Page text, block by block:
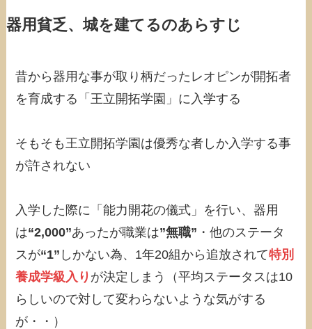
器用貧乏、城を建てるのあらすじ
昔から器用な事が取り柄だったレオピンが開拓者
を育成する「王立開拓学園」に入学する
そもそも王立開拓学園は優秀な者しか入学する事
が許されない
入学した際に「能力開花の儀式」を行い、器用
は“2,000”あったが職業は”無職” ・他のステータ
スが“1” しかない為、1年20組から追放されて特別
養成学級入り が決定しまう（平均ステータスは10
らしいので対して変わらないような気がする
が・・）